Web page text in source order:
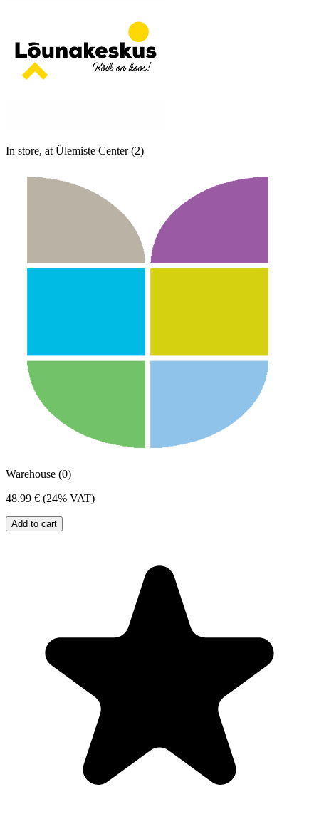
In store, at Ülemiste Center (2)
Warehouse (0)
48.99 € (24% VAT)
Add to cart